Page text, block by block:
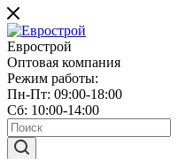
Еврострой
Оптовая компания
Режим работы:
Пн-Пт: 09:00-18:00
Сб: 10:00-14:00